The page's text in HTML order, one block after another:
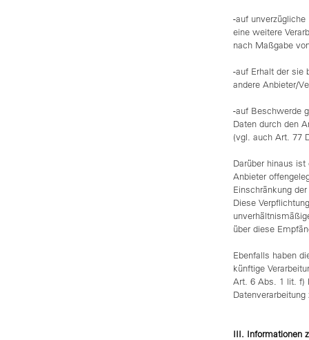
-auf
eine weitere
nach Maßgabe
-auf Erhalt der sie
andere Anbieter/
-auf Beschwerde
Daten durch den
(vgl. auch Art. 77
Darüber hinaus
Anbieter
Einschränkung
Diese
über diese
Ebenfalls haben
künftige
Art. 6 Abs. 1 lit. f)
III. Informationen